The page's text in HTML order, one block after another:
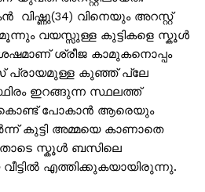
വിനെയും അറസ്റ്റ്
മൂന്നും വയസ്സുള്ള കുട്ടികളെ സ്കൂൾ
ശ്രീജ കാമുകനൊപ്പം
പ്രായമുള്ള കുഞ്ഞ് പ്ലേ
ഇറങ്ങുന്ന സ്ഥലത്ത്
പോകാൻ ആരെയും
കുട്ടി അമ്മയെ കാണാതെ
സ്കൂൾ ബസിലെ
വീട്ടിൽ എത്തിക്കുകയായിരുന്നു.